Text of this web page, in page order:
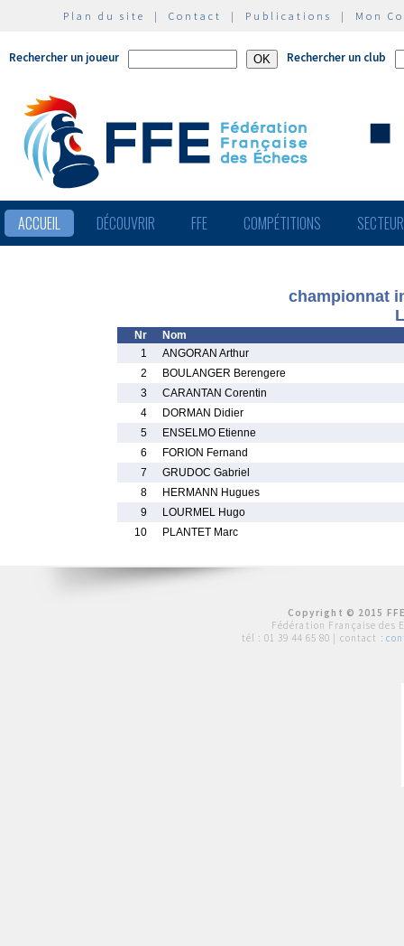
Plan du site | Contact | Publications | Mon
Rechercher un joueur Rechercher un club
ACCUEIL DÉCOUVRIR FFE COMPÉTITIONS
championnat
Nr
Nom
1
ANGORAN Arthur
2
BOULANGER Berengere
3
CARANTAN Corentin
4
DORMAN Didier
5
ENSELMO Etienne
6
FORION Fernand
7
GRUDOC Gabriel
8
HERMANN Hugues
9
LOURMEL Hugo
10
PLANTET Marc
Copyright © 2015
Fédération Française des
tél : 01 39 44 65 80 | contact :